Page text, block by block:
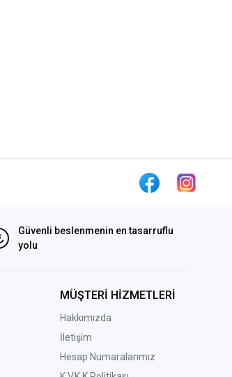
Güvenli beslenmenin en tasarruflu
yolu
MÜŞTERİ HİZMETLERİ
Hakkımızda
İletişim
Hesap Numaralarımız